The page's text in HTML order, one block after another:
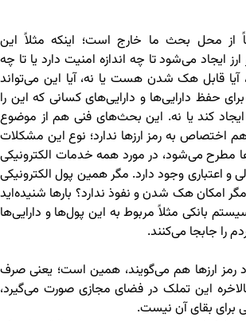
از محل بحث ما خارج است؛ اینکه مثلاً این
ایجاد می‌شود تا چه اندازه امنیت دارد یا تا چه
آیا قابل هک شدن هست یا نه، آیا این می‌تواند
حفظ دارایی‌ها و دارایی‌های کسانی که این را
کند یا نه. این بحث‌های فنی هم از موضوع
به رمز ارزها ندارد؛ نوع این مشکلات
مطرح می‌شود، در مورد همه خدمات الکترونیکی
اعتباری وجود دارد. مگر همین پول الکترونیکی
امکان هک شدن و نفوذ ندارد؟ بارها شنیده‌اید
بانکی مثلاً مربوط به این پول‌ها و دارایی‌ها
را جابجا می‌کنند.
رمز ارزها هم می‌گویند، همین است؛ یعنی صرف
این تملک در فضای مجازی صورت می‌گیرد،
برای بقای آن نیست.